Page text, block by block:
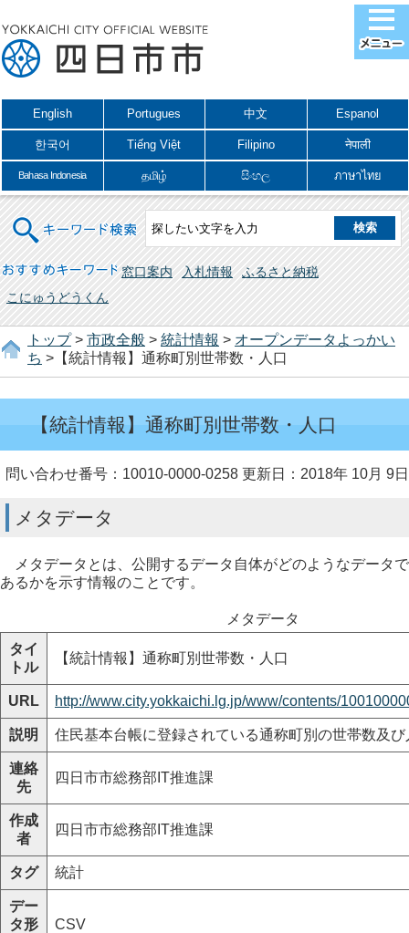
English Portugues 中文 Espanol
한국어 Tiếng Việt Filipino नेपाली
Bahasa Indonesia தமிழ் සිංහල ภาษาไทย
キーワード検索
おすすめキーワード 窓口案内 入札情報
ふるさと納税
こにゅうどうくん
トップ> 市政全般 > 統計情報 > オープンデータよっかい
ち >【統計情報】通称町別世帯数・人口
【統計情報】通称町別世帯数・人口
問い合わせ番号：10010-0000-0258 更新日：2018年 10月 9日
メタデータ
メタデータとは、公開するデータ自体がどのようなデータで
あるかを示す情報のことです。
メタデータ
タイ
トル
【統計情報】通称町別世帯数・人口
URL http://www.city.yokkaichi.lg.jp/www/contents/
説明 住民基本台帳に登録されている通称町別の世帯数及
連絡
先
四日市市総務部IT推進課
作成
者
四日市市総務部IT推進課
タグ 統計
デー
タ形
CSV